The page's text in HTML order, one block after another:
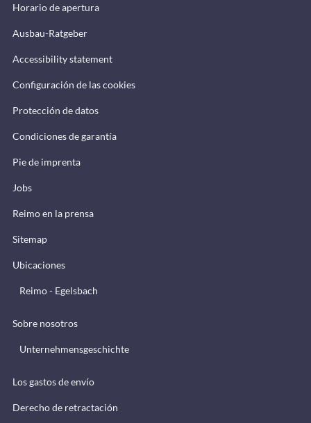
Horario de apertura
Ausbau-Ratgeber
Accessibility statement
Configuración de las cookies
Protección de datos
Condiciones de garantía
Pie de imprenta
Jobs
Reimo en la prensa
Sitemap
Ubicaciones
Reimo - Egelsbach
Sobre nosotros
Unternehmensgeschichte
Los gastos de envío
Derecho de retractación